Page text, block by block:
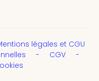
légales et CGU
CGV